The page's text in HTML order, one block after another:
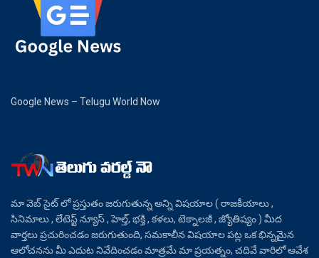
Google News – Telugu World Now
మా వెబ్ సైట్ లో ప్రస్తుతం జరుగుతున్న అన్ని విషయాల ( రాజకీయాలు ,
సినిమాలు , లేటెస్ట్ న్యూస్ , హెల్త్, భక్తి , కళలు, టెక్నాలజీ , జ్యోతిష్యం ) మీద
వార్తలు ప్రచురించడం జరుగుతుంది, సమకాలీన విషయాల పట్ల ఒక భిన్నమైన
ఆలోచనను మీ ఎదుట నివేదించడం మాత్రమే మా ప్రయత్నం, చదివే వారిలో ఆవేశ